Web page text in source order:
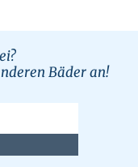
Bäder an!